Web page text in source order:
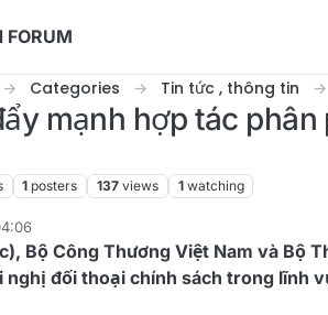
FORUM
Categories Tin tức , thông tin
mạnh hợp tác
1 posters 137 views 1 watching
Bộ Công Thương Việt Nam và Bộ
nghị đối thoại chính sách trong lĩnh